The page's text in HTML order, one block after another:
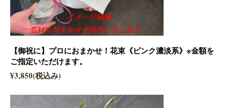
【御祝に】プロにおまかせ！花束《ピンク濃淡系》※金額を
ご指定いただけます。
¥3,850(税込み)